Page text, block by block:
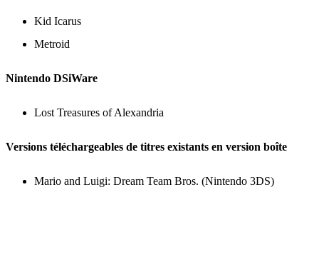
Kid Icarus
Metroid
Nintendo DSiWare
Lost Treasures of Alexandria
Versions téléchargeables de titres existants en version boîte
Mario and Luigi: Dream Team Bros. (Nintendo 3DS)